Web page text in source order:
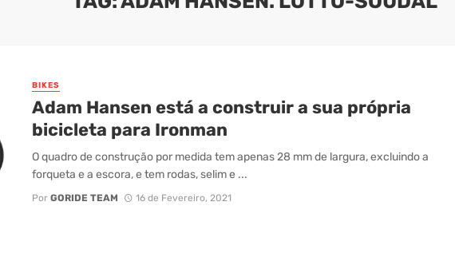
BIKES
Adam Hansen está a construir a sua própria
bicicleta para Ironman
O quadro de construção por medida tem apenas 28 mm de largura, excluindo a
forqueta e a escora, e tem rodas, selim e ...
Por GORIDE TEAM 16 de Fevereiro, 2021